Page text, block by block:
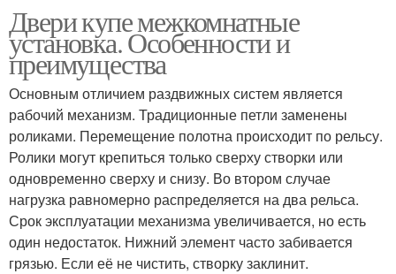
Двери купе межкомнатные
установка. Особенности и
преимущества
Основным отличием раздвижных систем является
рабочий механизм. Традиционные петли заменены
роликами. Перемещение полотна происходит по рельсу.
Ролики могут крепиться только сверху створки или
одновременно сверху и снизу. Во втором случае
нагрузка равномерно распределяется на два рельса.
Срок эксплуатации механизма увеличивается, но есть
один недостаток. Нижний элемент часто забивается
грязью. Если её не чистить, створку заклинит.